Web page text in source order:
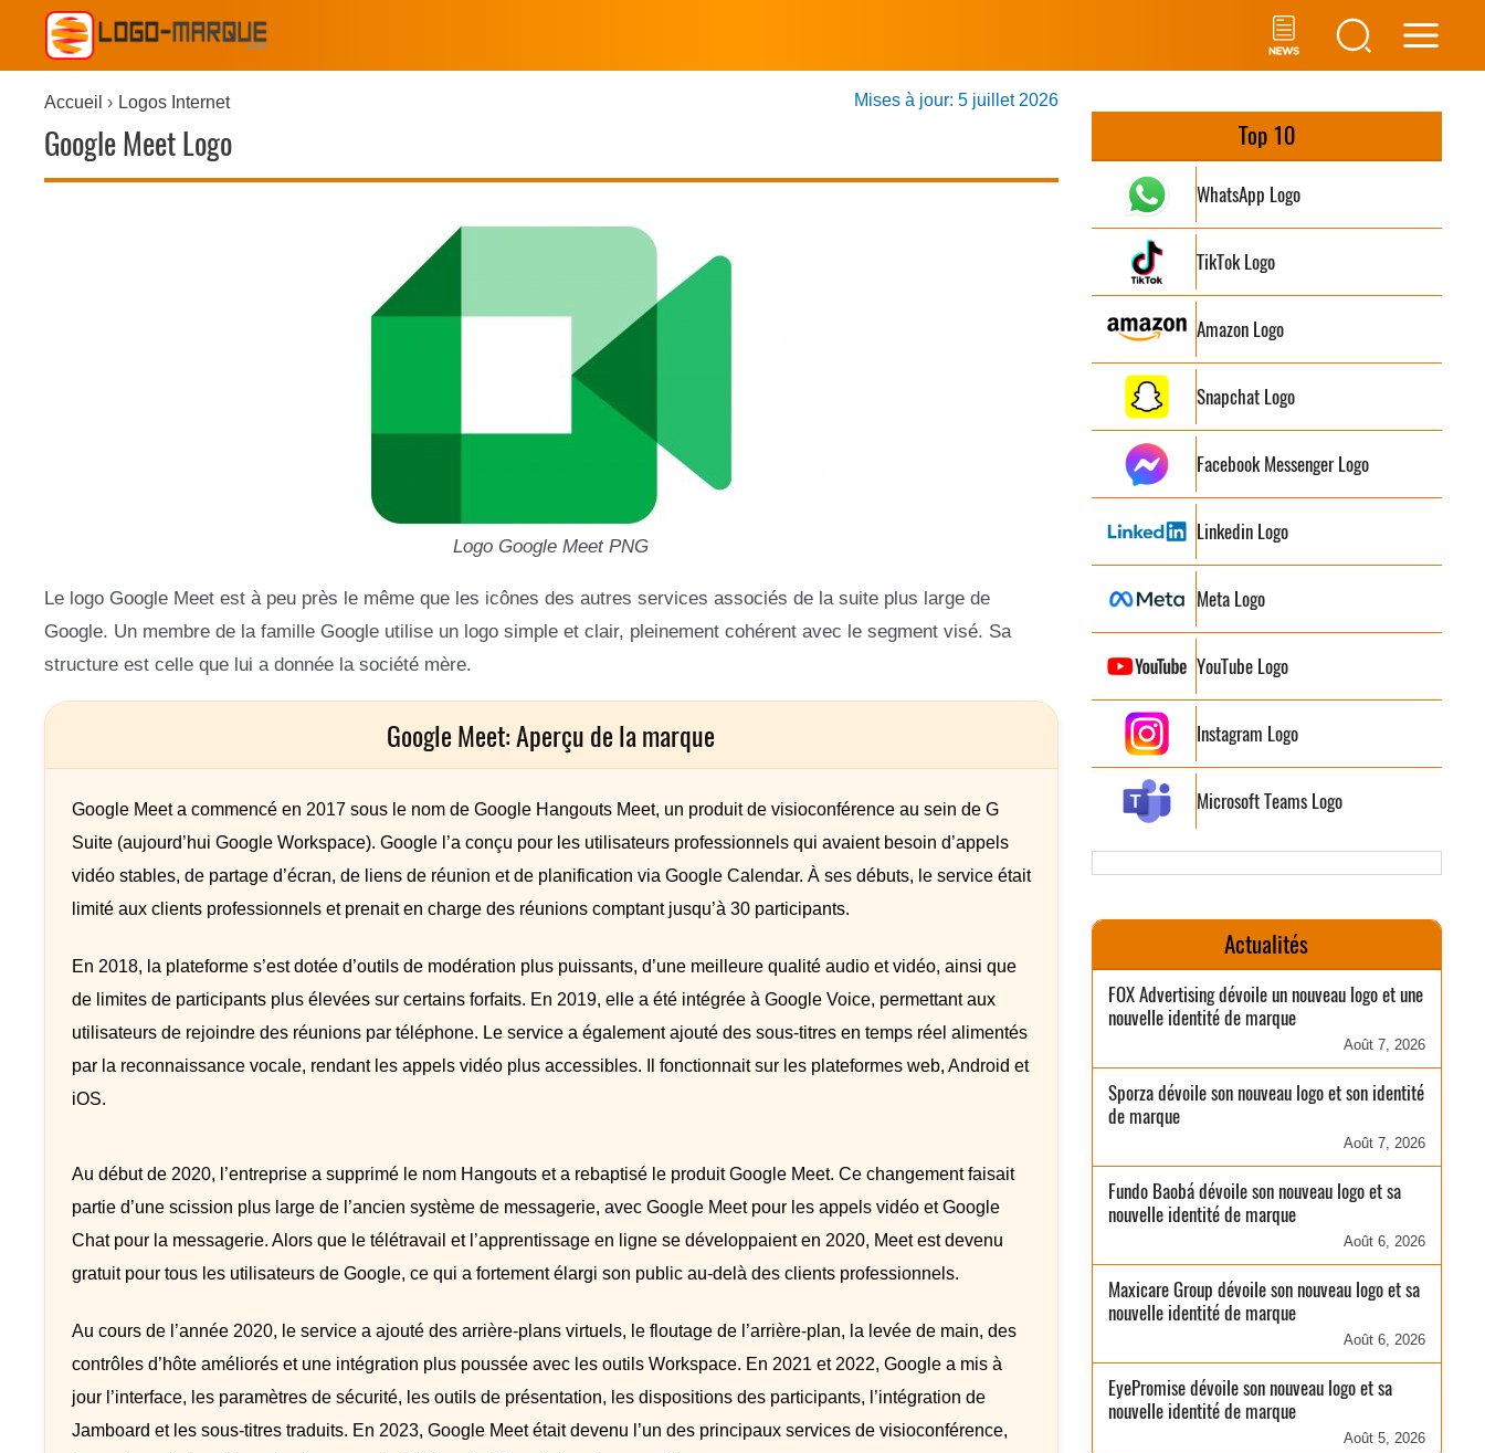
Accueil Logos Internet
Google Meet Logo
Mises à jour: 5 juillet 2026
Logo Google Meet PNG
Le logo Google Meet est à peu près le même que les icônes des autres services associés de la suite plus large de
Google. Un membre de la famille Google utilise un logo simple et clair, pleinement cohérent avec le segment visé. Sa
structure est celle que lui a donnée la société mère.
Google Meet: Aperçu de la marque
Google Meet a commencé en 2017 sous le nom de Google Hangouts Meet, un produit de visioconférence au sein de G
Suite (aujourd’hui Google Workspace). Google l’a conçu pour les utilisateurs professionnels qui avaient besoin d’appels
vidéo stables, de partage d’écran, de liens de réunion et de planification via Google Calendar. À ses débuts, le service était
limité aux clients professionnels et prenait en charge des réunions comptant jusqu’à 30 participants.
En 2018, la plateforme s’est dotée d’outils de modération plus puissants, d’une meilleure qualité audio et vidéo, ainsi que
de limites de participants plus élevées sur certains forfaits. En 2019, elle a été intégrée à Google Voice, permettant aux
utilisateurs de rejoindre des réunions par téléphone. Le service a également ajouté des sous-titres en temps réel alimentés
par la reconnaissance vocale, rendant les appels vidéo plus accessibles. Il fonctionnait sur les plateformes web, Android et
iOS.
Au début de 2020, l’entreprise a supprimé le nom Hangouts et a rebaptisé le produit Google Meet. Ce changement faisait
partie d’une scission plus large de l’ancien système de messagerie, avec Google Meet pour les appels vidéo et Google
Chat pour la messagerie. Alors que le télétravail et l’apprentissage en ligne se développaient en 2020, Meet est devenu
gratuit pour tous les utilisateurs de Google, ce qui a fortement élargi son public au-delà des clients professionnels.
Au cours de l’année 2020, le service a ajouté des arrière-plans virtuels, le floutage de l’arrière-plan, la levée de main, des
contrôles d’hôte améliorés et une intégration plus poussée avec les outils Workspace. En 2021 et 2022, Google a mis à
jour l’interface, les paramètres de sécurité, les outils de présentation, les dispositions des participants, l’intégration de
Jamboard et les sous-titres traduits. En 2023, Google Meet était devenu l’un des principaux services de visioconférence,
Top 10
WhatsApp Logo
TikTok Logo
Amazon Logo
Snapchat Logo
Facebook Messenger Logo
Linkedin Logo
Meta Logo
YouTube Logo
Instagram Logo
Microsoft Teams Logo
Actualités
FOX Advertising dévoile un nouveau logo et une
nouvelle identité de marque
Août 7, 2026
Sporza dévoile son nouveau logo et son identité
de marque
Août 7, 2026
Fundo Baobá dévoile son nouveau logo et sa
nouvelle identité de marque
Août 6, 2026
Maxicare Group dévoile son nouveau logo et sa
nouvelle identité de marque
Août 6, 2026
EyePromise dévoile son nouveau logo et sa
nouvelle identité de marque
Août 5, 2026